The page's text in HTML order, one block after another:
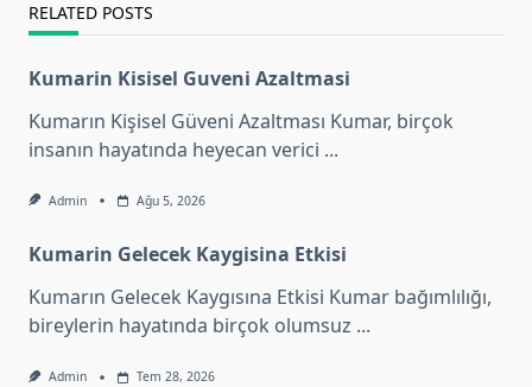
RELATED POSTS
Kumarin Kisisel Guveni Azaltmasi
Kumarın Kişisel Güveni Azaltması Kumar, birçok
insanın hayatında heyecan verici ...
Admin Ağu 5, 2026
Kumarin Gelecek Kaygisina Etkisi
Kumarın Gelecek Kaygısına Etkisi Kumar bağımlılığı,
bireylerin hayatında birçok olumsuz ...
Admin Tem 28, 2026